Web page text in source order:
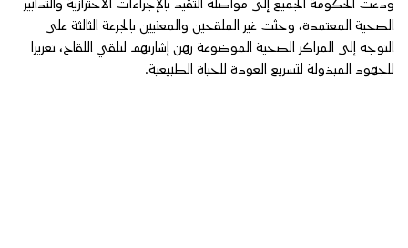
ودعت الحكومة الجميع إلى مواصلة التقيد بالإجراءات الاحترازية والتدابير
الصحية المعتمدة، وحثت غير الملقحين والمعنيين بالجرعة الثالثة على
التوجه إلى المراكز الصحية الموضوعة رهن إشارتهم لتلقي اللقاح، تعزيزا
للجهود المبذولة لتسريع العودة للحياة الطبيعية.